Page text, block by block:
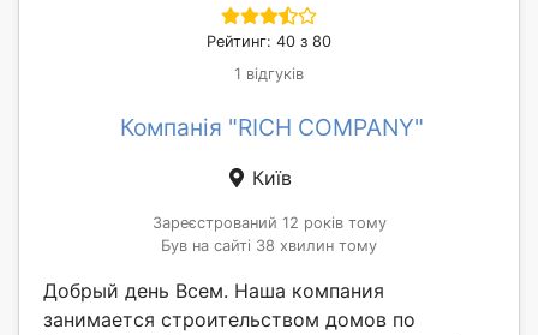
Рейтинг: 40 з 80
1 відгуків
Компанія "RICH COMPANY"
Київ
Зареєстрований 12 років тому
Був на сайті 38 хвилин тому
Добрый день Всем. Наша компания
занимается строительством домов по